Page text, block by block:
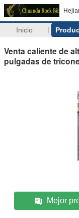
Inicio
Venta caliente de
pulgadas de
Mejor